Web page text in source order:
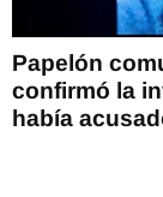
Papelón
confirmó la
había